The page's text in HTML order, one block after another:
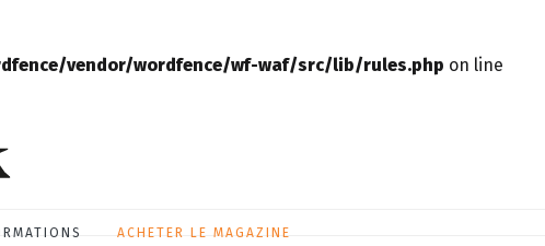
vendor/wordfence/wf-waf/src/lib/rules.php on line
ACHETER LE MAGAZINE